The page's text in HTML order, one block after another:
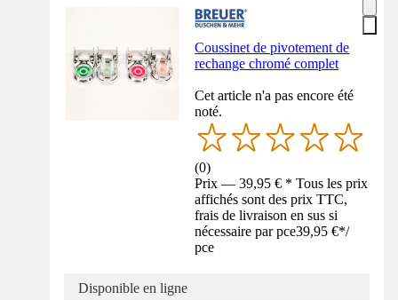
Coussinet de pivotement de
rechange chromé complet
Cet article n'a pas encore été
noté.
(0)
Prix — 39,95 € * Tous les prix
affichés sont des prix TTC,
frais de livraison en sus si
nécessaire par pce39,95 €*/
pce
Disponible en ligne